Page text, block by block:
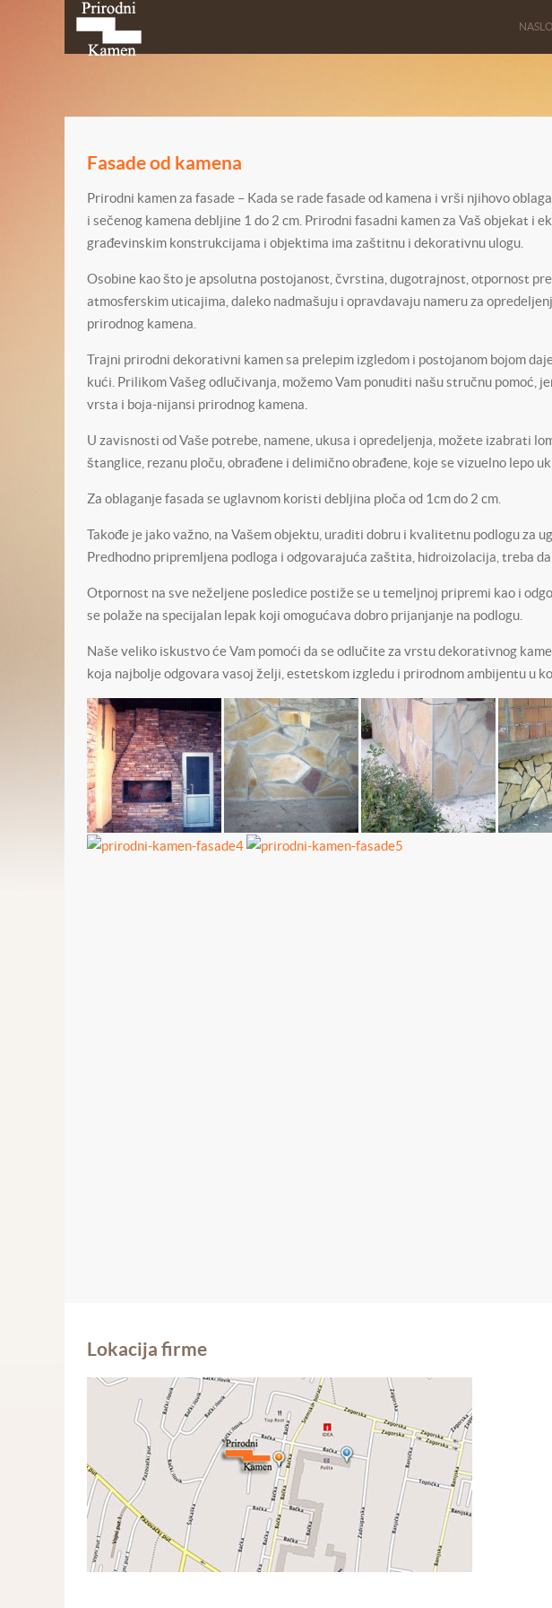
Fasade od kamena
Prirodni kamen za fasade – Kada se rade fasade od kamena i vrši njihovo
i sečenog kamena debljine 1 do 2 cm. Prirodni fasadni kamen za Vaš objekat i
građevinskim konstrukcijama i objektima ima zaštitnu i dekorativnu ulogu.
Osobine kao što je apsolutna postojanost, čvrstina, dugotrajnost, otpornost
atmosferskim uticajima, daleko nadmašuju i opravdavaju nameru za
prirodnog kamena.
Trajni prirodni dekorativni kamen sa prelepim izgledom i postojanom bojom
kući. Prilikom Vašeg odlučivanja, možemo Vam ponuditi našu stručnu pomoć,
vrsta i boja-nijansi prirodnog kamena.
U zavisnosti od Vaše potrebe, namene, ukusa i opredeljenja, možete izabrati
štanglice, rezanu ploču, obrađene i delimično obrađene, koje se vizuelno lepo
Za oblaganje fasada se uglavnom koristi debljina ploča od 1cm do 2 cm.
Takođe je jako važno, na Vašem objektu, uraditi dobru i kvalitetnu podlogu za
Predhodno pripremljena podloga i odgovarajuća zaštita, hidroizolacija, treba
Otpornost na sve neželjene posledice postiže se u temeljnoj pripremi kao i
se polaže na specijalan lepak koji omogućava dobro prijanjanje na podlogu.
Naše veliko iskustvo će Vam pomoći da se odlučite za vrstu dekorativnog
koja najbolje odgovara vasoj želji, estetskom izgledu i prirodnom ambijentu u
Lokacija firme